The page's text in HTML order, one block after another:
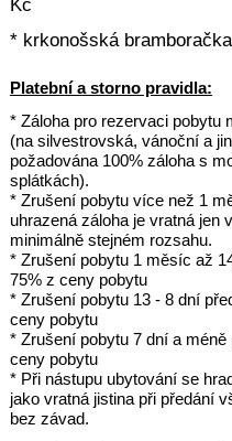
Kč
* krkonošská
Platební a storno pravidla:
* Záloha pro rezervaci pobytu
(na silvestrovská, vánoční a
požadována 100% záloha s
splátkách).
* Zrušení pobytu více než 1
uhrazená záloha je vratná jen
minimálně stejném rozsahu.
* Zrušení pobytu 1 měsíc až
75% z ceny pobytu
* Zrušení pobytu 13 - 8 dní
ceny pobytu
* Zrušení pobytu 7 dní a
ceny pobytu
* Při nástupu ubytování se
jako vratná jistina při předání
bez závad.